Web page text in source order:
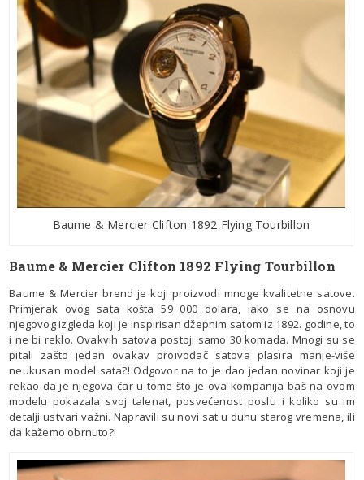
Baume & Mercier Clifton 1892 Flying Tourbillon
Baume & Mercier Clifton 1892 Flying Tourbillon
Baume & Mercier brend je koji proizvodi mnoge kvalitetne satove.
Primjerak ovog sata košta 59 000 dolara, iako se na osnovu
njegovog izgleda koji je inspirisan džepnim satom iz 1892. godine, to
i ne bi reklo. Ovakvih satova postoji samo 30 komada. Mnogi su se
pitali zašto jedan ovakav proivođač satova plasira manje-više
neukusan model sata?! Odgovor na to je dao jedan novinar koji je
rekao da je njegova čar u tome što je ova kompanija baš na ovom
modelu pokazala svoj talenat, posvećenost poslu i koliko su im
detalji ustvari važni. Napravili su novi sat u duhu starog vremena, ili
da kažemo obrnuto?!